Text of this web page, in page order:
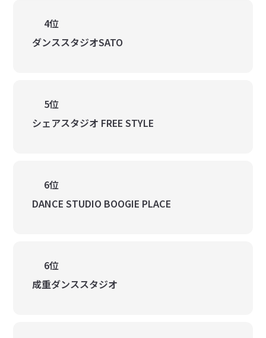
4位
ダンススタジオSATO
5位
シェアスタジオ FREE STYLE
6位
DANCE STUDIO BOOGIE PLACE
6位
成重ダンススタジオ